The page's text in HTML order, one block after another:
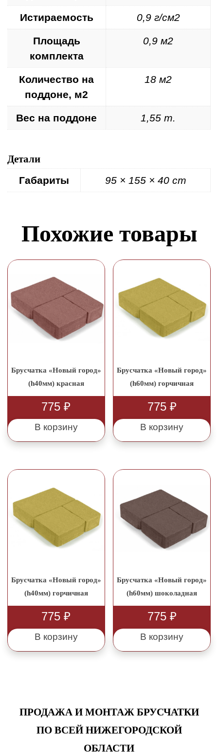
Истираемость 0,9 г/см2
Площадь
комплекта
0,9 м2
Количество на
поддоне, м2
18 м2
Вес на поддоне 1,55 т.
Детали
Габариты 95 × 155 × 40 cm
Похожие товары
Брусчатка «Новый город»
(h40мм) красная
775₽
В корзину
Брусчатка «Новый город»
(h60мм) горчичная
775 ₽
В корзину
Брусчатка «Новый город»
(h40мм) горчичная
775₽
В корзину
Брусчатка «Новый город»
(h60мм) шоколадная
775 ₽
В корзину
ПРОДАЖА И МОНТАЖ БРУСЧАТКИ
ПО ВСЕЙ НИЖЕГОРОДСКОЙ
ОБЛАСТИ